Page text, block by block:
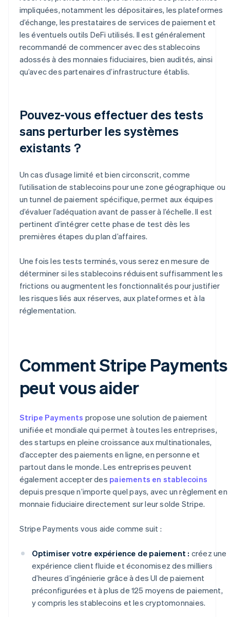
impliquées, notamment les dépositaires, les plateformes
d’échange, les prestataires de services de paiement et
les éventuels outils DeFi utilisés. Il est généralement
recommandé de commencer avec des stablecoins
adossés à des monnaies fiduciaires, bien audités, ainsi
qu’avec des partenaires d’infrastructure établis.
Pouvez-vous effectuer des tests
sans perturber les systèmes
existants ?
Un cas d’usage limité et bien circonscrit, comme
l’utilisation de stablecoins pour une zone géographique ou
un tunnel de paiement spécifique, permet aux équipes
d’évaluer l’adéquation avant de passer à l’échelle. Il est
pertinent d’intégrer cette phase de test dès les
premières étapes du plan d’affaires.
Une fois les tests terminés, vous serez en mesure de
déterminer si les stablecoins réduisent suffisamment les
frictions ou augmentent les fonctionnalités pour justifier
les risques liés aux réserves, aux plateformes et à la
réglementation.
Comment Stripe Payments
peut vous aider
Stripe Payments propose une solution de paiement
unifiée et mondiale qui permet à toutes les entreprises,
des startups en pleine croissance aux multinationales,
d’accepter des paiements en ligne, en personne et
partout dans le monde. Les entreprises peuvent
également accepter des paiements en stablecoins
depuis presque n’importe quel pays, avec un règlement en
monnaie fiduciaire directement sur leur solde Stripe.
Stripe Payments vous aide comme suit :
Optimiser votre expérience de paiement : créez une
expérience client fluide et économisez des milliers
d’heures d’ingénierie grâce à des UI de paiement
préconfigurées et à plus de 125 moyens de paiement,
y compris les stablecoins et les cryptomonnaies.